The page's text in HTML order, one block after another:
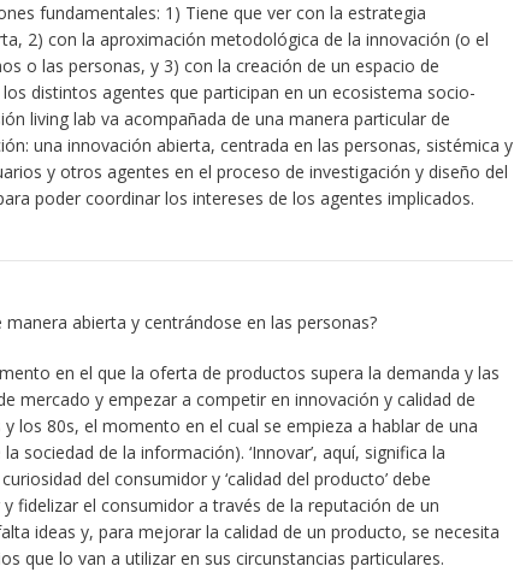
fundamentales: 1) Tiene que ver con la estrategia
2) con la aproximación metodológica de la innovación (o el
o las personas, y 3) con la creación de un espacio de
distintos agentes que participan en un ecosistema socio-
living lab va acompañada de una manera particular de
una innovación abierta, centrada en las personas, sistémica y
y otros agentes en el proceso de investigación y diseño del
poder coordinar los intereses de los agentes implicados.
abierta y centrándose en las personas?
en el que la oferta de productos supera la demanda y las
mercado y empezar a competir en innovación y calidad de
los 80s, el momento en el cual se empieza a hablar de una
sociedad de la información). ‘Innovar’, aquí, significa la
del consumidor y ‘calidad del producto’ debe
fidelizar el consumidor a través de la reputación de un
ideas y, para mejorar la calidad de un producto, se necesita
que lo van a utilizar en sus circunstancias particulares.